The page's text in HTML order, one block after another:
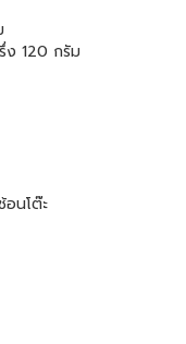
ง 120 กรัม
นโต๊ะ